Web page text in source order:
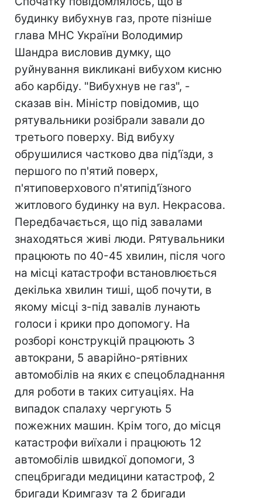
будинку вибухнув газ, проте пізніше
глава МНС України Володимир
Шандра висловив думку, що
руйнування викликані вибухом кисню
або карбіду. "Вибухнув не газ", -
сказав він. Міністр повідомив, що
рятувальники розібрали завали до
третього поверху. Від вибуху
обрушилися частково два під'їзди, з
першого по п'ятий поверх,
п'ятиповерхового п'ятипід'їзного
житлового будинку на вул. Некрасова.
Передбачається, що під завалами
знаходяться живі люди. Рятувальники
працюють по 40-45 хвилин, після чого
на місці катастрофи встановлюється
декілька хвилин тиші, щоб почути, в
якому місці з-під завалів лунають
голоси і крики про допомогу. На
розборі конструкцій працюють 3
автокрани, 5 аварійно-рятівних
автомобілів на яких є спецобладнання
для роботи в таких ситуаціях. На
випадок спалаху чергують 5
пожежних машин. Крім того, до місця
катастрофи виїхали і працюють 12
автомобілів швидкої допомоги, 3
спецбригади медицини катастроф, 2
бригади Кримгазу та 2 бригади